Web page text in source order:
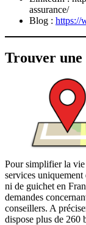
assurance/
Blog : https://
Trouver une
Pour simplifier la
services uniquement
ni de guichet en
demandes
conseillers. A
dispose plus de 260